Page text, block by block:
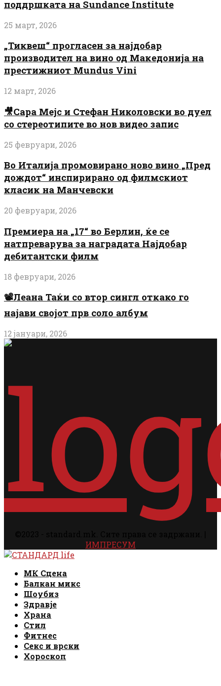
поддршката на Sundance Institute
25 март, 2026
„Тиквеш“ прогласен за најдобар
производител на вино од Македонија на
престижниот Mundus Vini
12 март, 2026
🎥Сара Мејс и Стефан Николовски во дуел
со стереотипите во нов видео запис
25 февруари, 2026
Во Италија промовирано ново вино „Пред
дождот“ инспирирано од филмскиот
класик на Манчевски
20 февруари, 2026
Премиера на „17“ во Берлин, ќе се
натпреварува за наградата Најдобар
дебитантски филм
18 февруари, 2026
📽️Леана Таќи со втор сингл откако го
најави својот прв соло албум
12 јануари, 2026
ИМПРЕСУМ
Facebook
Instagram
Email
Rss
МК Сцена
Балкан микс
Шоубиз
Здравје
Храна
Стил
Фитнес
Секс и врски
Хороскоп